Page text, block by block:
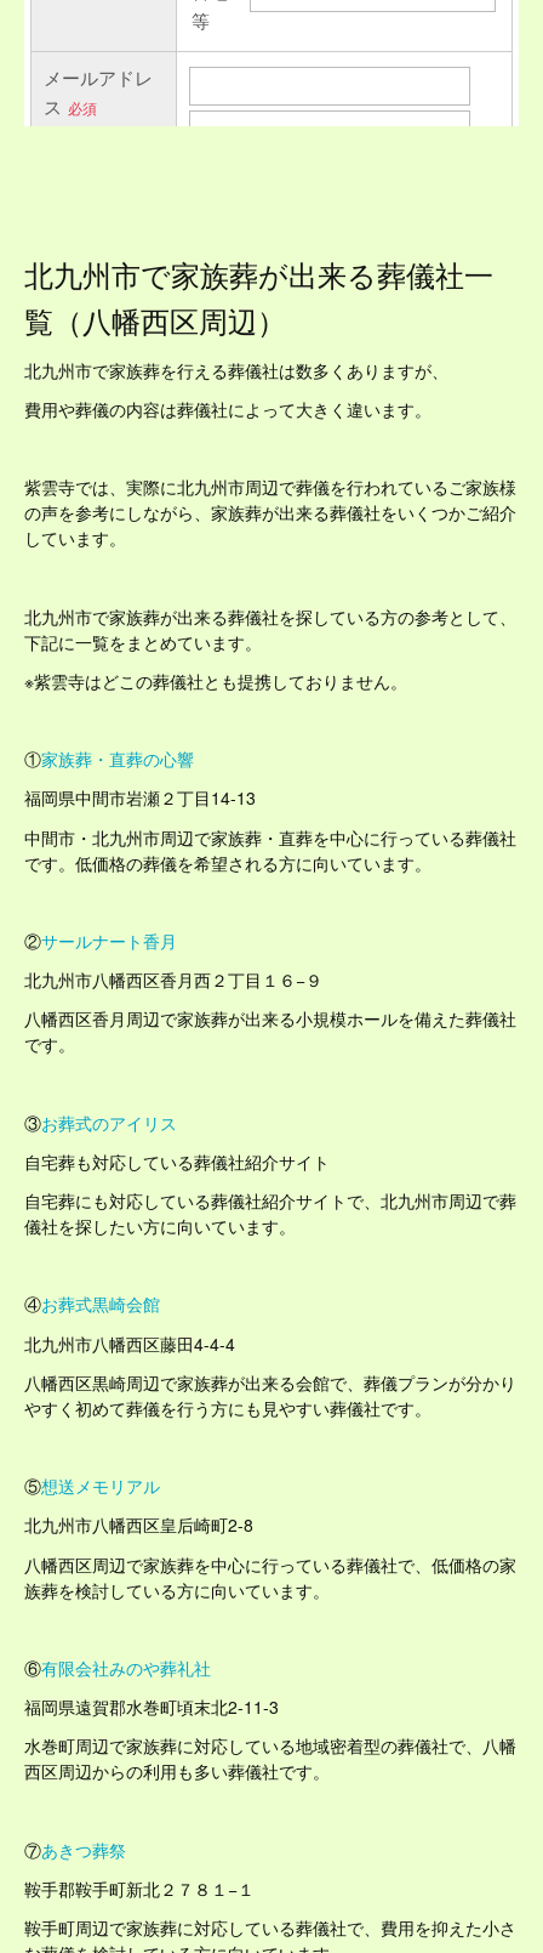
北九州市で家族葬が出来る葬儀社一
覧（八幡西区周辺）
北九州市で家族葬を行える葬儀社は数多くありますが、
費用や葬儀の内容は葬儀社によって大きく違います。
紫雲寺では、実際に北九州市周辺で葬儀を行われているご家族様
の声を参考にしながら、家族葬が出来る葬儀社をいくつかご紹介
しています。
北九州市で家族葬が出来る葬儀社を探している方の参考として、
下記に一覧をまとめています。
※紫雲寺はどこの葬儀社とも提携しておりません。
①家族葬・直葬の心響
福岡県中間市岩瀬２丁目14-13
中間市・北九州市周辺で家族葬・直葬を中心に行っている葬儀社
です。低価格の葬儀を希望される方に向いています。
②サールナート香月
北九州市八幡西区香月西２丁目１６−９
八幡西区香月周辺で家族葬が出来る小規模ホールを備えた葬儀社
です。
③お葬式のアイリス
自宅葬も対応している葬儀社紹介サイト
自宅葬にも対応している葬儀社紹介サイトで、北九州市周辺で葬
儀社を探したい方に向いています。
④お葬式黒崎会館
北九州市八幡西区藤田4-4-4
八幡西区黒崎周辺で家族葬が出来る会館で、葬儀プランが分かり
やすく初めて葬儀を行う方にも見やすい葬儀社です。
⑤想送メモリアル
北九州市八幡西区皇后崎町2-8
八幡西区周辺で家族葬を中心に行っている葬儀社で、低価格の家
族葬を検討している方に向いています。
⑥有限会社みのや葬礼社
福岡県遠賀郡水巻町頃末北2-11-3
水巻町周辺で家族葬に対応している地域密着型の葬儀社で、八幡
西区周辺からの利用も多い葬儀社です。
⑦あきつ葬祭
鞍手郡鞍手町新北２７８１−１
鞍手町周辺で家族葬に対応している葬儀社で、費用を抑えた小さ